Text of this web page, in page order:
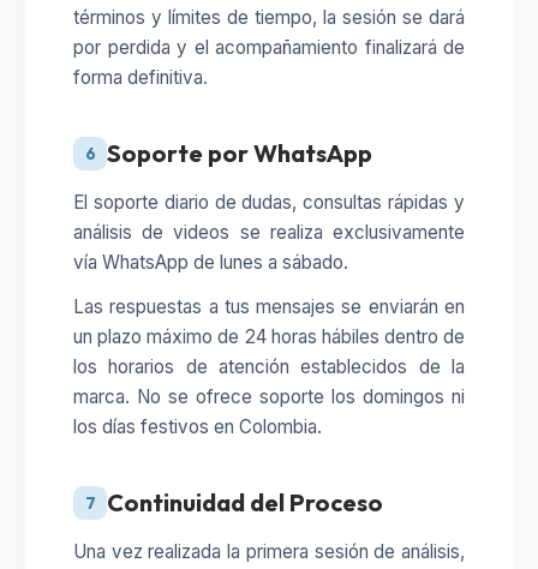
términos y límites de tiempo, la sesión se dará
por perdida y el acompañamiento finalizará de
forma definitiva.
6 Soporte por WhatsApp
El soporte diario de dudas, consultas rápidas y
análisis de videos se realiza exclusivamente
vía WhatsApp de lunes a sábado.
Las respuestas a tus mensajes se enviarán en
un plazo máximo de 24 horas hábiles dentro de
los horarios de atención establecidos de la
marca. No se ofrece soporte los domingos ni
los días festivos en Colombia.
7 Continuidad del Proceso
Una vez realizada la primera sesión de análisis,